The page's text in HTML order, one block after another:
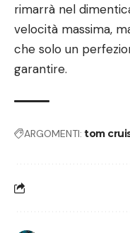
rimarrà nel
velocità massima,
che solo un
garantire.
ARGOMENTI: tom